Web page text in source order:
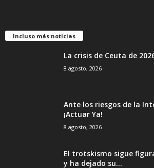
Incluso más noticias
La crisis de Ceuta de
8 agosto, 2026
Ante los riesgos de la
¡Actuar Ya!
8 agosto, 2026
El trotskismo sigue
y ha dejado su...